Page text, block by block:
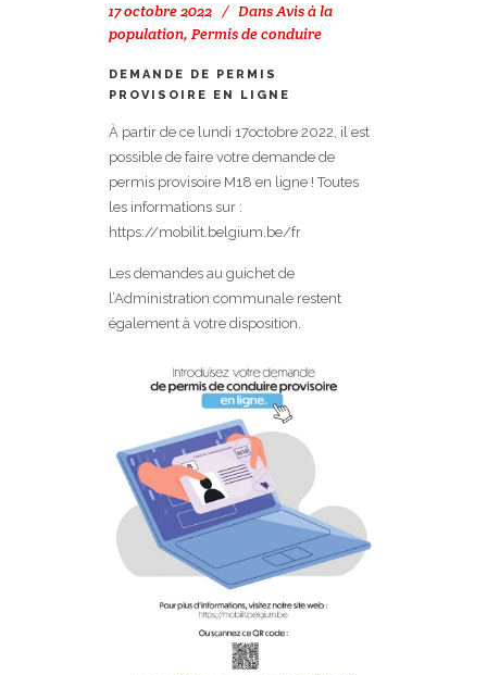
17 octobre 2022 DansAvis à la
population, Permis de conduire
DEMANDE DE PERMIS
PROVISOIRE EN LIGNE
À partir de ce lundi 17octobre 2022, il est
possible de faire votre demande de
permis provisoire M18 en ligne ! Toutes
les informations sur :
https://mobilit.belgium.be/fr
Les demandes au guichet de
l’Administration communale restent
également à votre disposition.